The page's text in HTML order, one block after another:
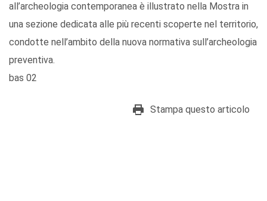
all’archeologia contemporanea è illustrato nella Mostra in
una sezione dedicata alle più recenti scoperte nel territorio,
condotte nell’ambito della nuova normativa sull’archeologia
preventiva.
bas 02
Stampa questo articolo